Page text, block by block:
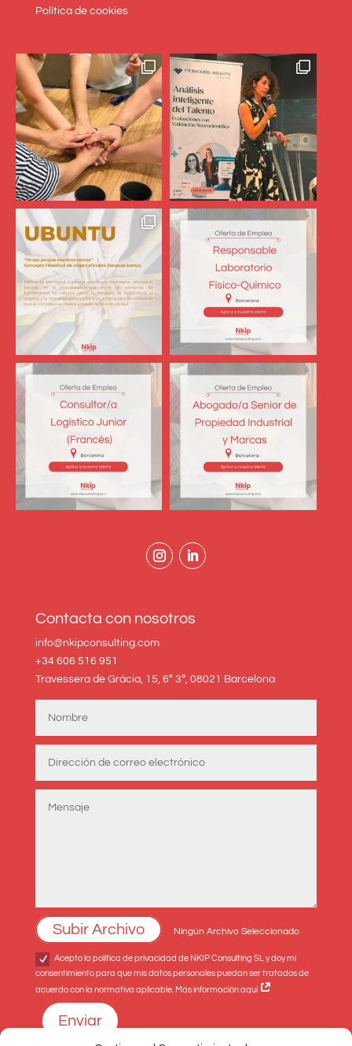
Política de cookies
Contacta con nosotros
info@nkipconsulting.com
+34 606 516 951
Travessera de Gràcia, 15, 6º 3ª, 08021 Barcelona
Subir Archivo Ningún Archivo Seleccionado
Acepto la política de privacidad de NKIP Consulting SL y doy mi
consentimiento para que mis datos personales puedan ser tratados de
acuerdo con la normativa aplicable. Más información aquí
Enviar